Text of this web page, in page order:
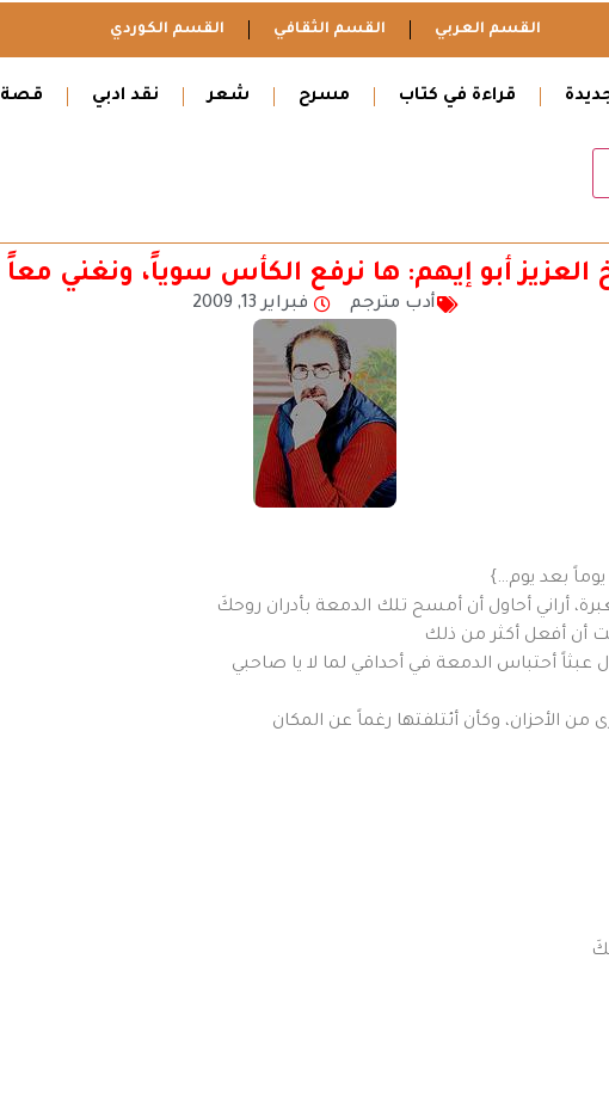
القسم العربي القسم الثقافي القسم الكوردي
قراءة في كتاب مسرح شعر نقد ادبي قصة
العزيز أبو إيهم: ها نرفع الكأس سوياً، ونغني معاً
أدب مترجم فبراير 13, 2009
بعد يوم…}
أراني أحاول أن أمسح تلك الدمعة بأدران روحكَ
أن أفعل أكثر من ذلك
أحتباس الدمعة في أحداقي لما لا يا صاحبي
الأحزان، وكأن أئتلفتها رغماً عن المكان